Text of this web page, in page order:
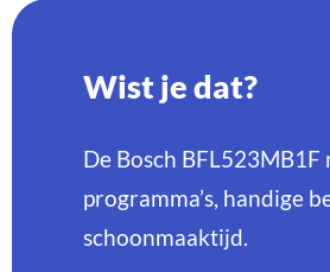
Wist je dat?
De Bosch
programma’s, handige
schoonmaaktijd.